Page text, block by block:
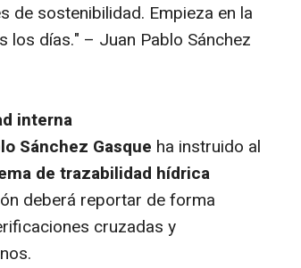
de sostenibilidad. Empieza en la
los días." – Juan Pablo Sánchez
interna
Sánchez Gasque ha instruido al
de trazabilidad hídrica
deberá reportar de forma
cruzadas y